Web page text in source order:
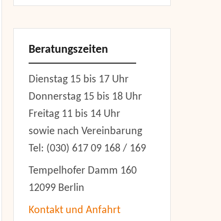
Beratungszeiten
Dienstag 15 bis 17 Uhr
Donnerstag 15 bis 18 Uhr
Freitag 11 bis 14 Uhr
sowie nach Vereinbarung
Tel: (030) 617 09 168 / 169
Tempelhofer Damm 160
12099 Berlin
Kontakt und Anfahrt